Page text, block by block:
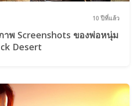
10 ปีที่แล้ว
าพ Screenshots ของพ่อหนุ่ม
Desert